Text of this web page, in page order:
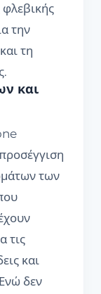
φλεβικής
την
τη
και
των
τις
και
δεν